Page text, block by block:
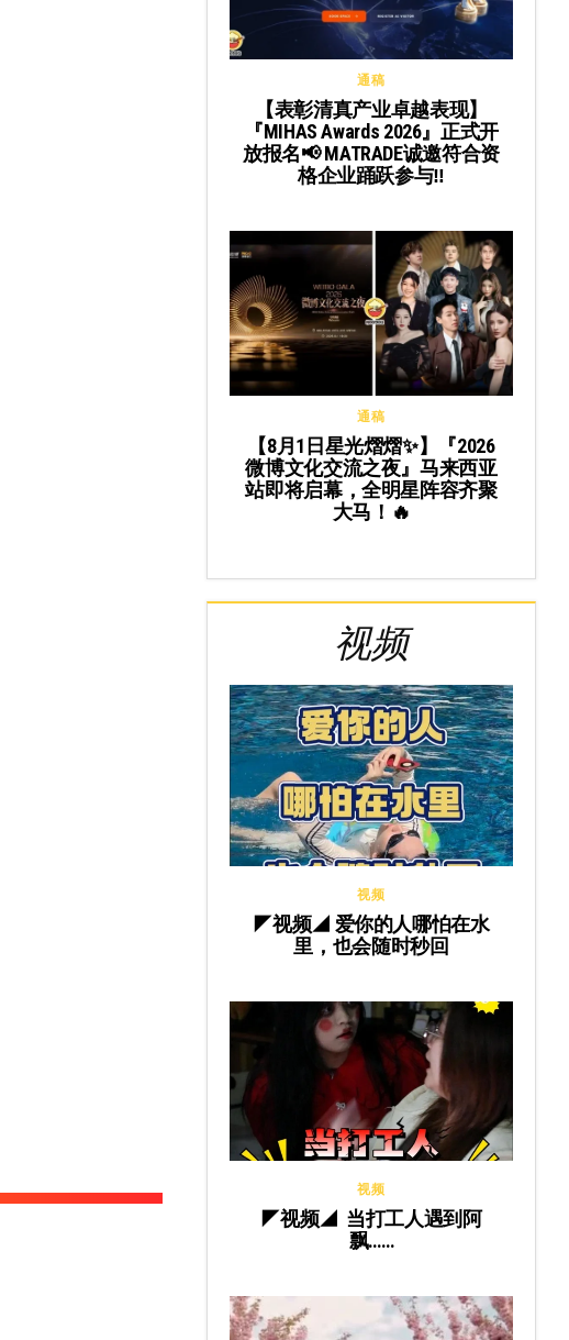
通稿
【表彰清真产业卓越表现】
『MIHAS Awards 2026』正式开
放报名📢 MATRADE诚邀符合资
格企业踊跃参与‼️
通稿
【8月1日星光熠熠✨】『2026
微博文化交流之夜』马来西亚
站即将启幕，全明星阵容齐聚
大马！🔥
视频
视频
◤视频◢ 爱你的人哪怕在水
里，也会随时秒回
视频
◤视频◢ 当打工人遇到阿
飘……